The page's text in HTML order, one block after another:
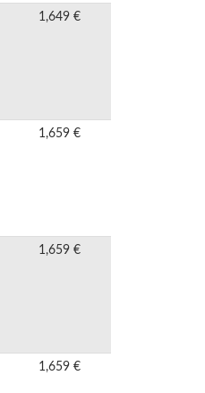
1,649 €
1,659 €
1,659 €
1,659 €